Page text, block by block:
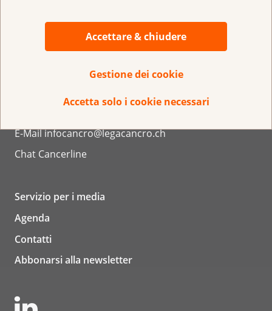
Accettare & chiudere
Gestione dei cookie
Accetta solo i cookie necessari
031 389 91 00
La Lega nella Sua regione
E-Mailinfocancro@legacancro.ch
Chat Cancerline
Servizio per i media
Agenda
Contatti
Abbonarsi alla newsletter